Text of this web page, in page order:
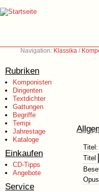
Navigation: Klassika /
Rubriken
Komponisten
Dirigenten
Textdichter
Gattungen
Begriffe
Tempi
Jahrestage
Kataloge
Einkaufen
CD-Tipps
Angebote
Service
Titel:
Titel